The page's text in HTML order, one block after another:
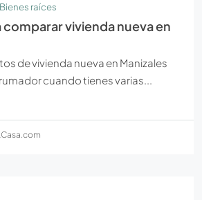
Bienes raíces
vivienda nueva en
de vivienda nueva en Manizales
cuando tienes varias...